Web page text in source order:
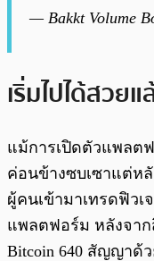
— Bakkt Volume
เริ่มไปได้สวยแ
แม้การเปิดตัวแพลต
ค่อนข้างซบเซาแต่ห
ผู้คนเข้ามาเทรดฟิว
แพลตฟอร์ม หลังจา
Bitcoin 640 สัญญาด้